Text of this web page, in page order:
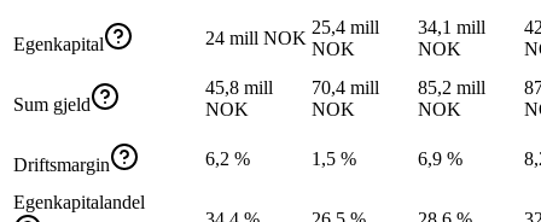
Egenkapital 24 mill NOK
25,4 mill
NOK
34,1 mill
NOK
Sum gjeld
45,8 mill
NOK
70,4 mill
NOK
85,2 mill
NOK
Driftsmargin 6,2 % 1,5 % 6,9 %
Egenkapitalandel